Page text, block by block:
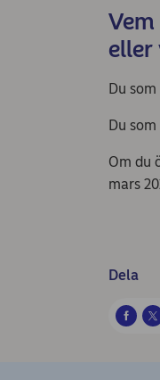
eller
Du
Du
Om du
mars
Dela